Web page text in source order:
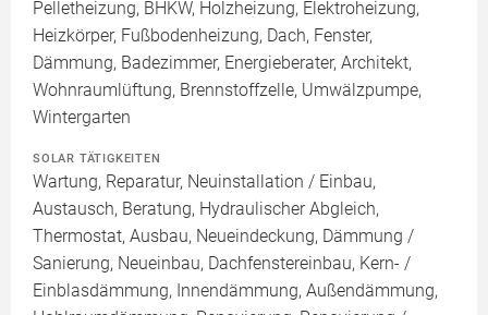
Pelletheizung, BHKW, Holzheizung, Elektroheizung,
Heizkörper, Fußbodenheizung, Dach, Fenster,
Dämmung, Badezimmer, Energieberater, Architekt,
Wohnraumlüftung, Brennstoffzelle, Umwälzpumpe,
Wintergarten
SOLAR TÄTIGKEITEN
Wartung, Reparatur, Neuinstallation / Einbau,
Austausch, Beratung, Hydraulischer Abgleich,
Thermostat, Ausbau, Neueindeckung, Dämmung /
Sanierung, Neueinbau, Dachfenstereinbau, Kern- /
Einblasdämmung, Innendämmung, Außendämmung,